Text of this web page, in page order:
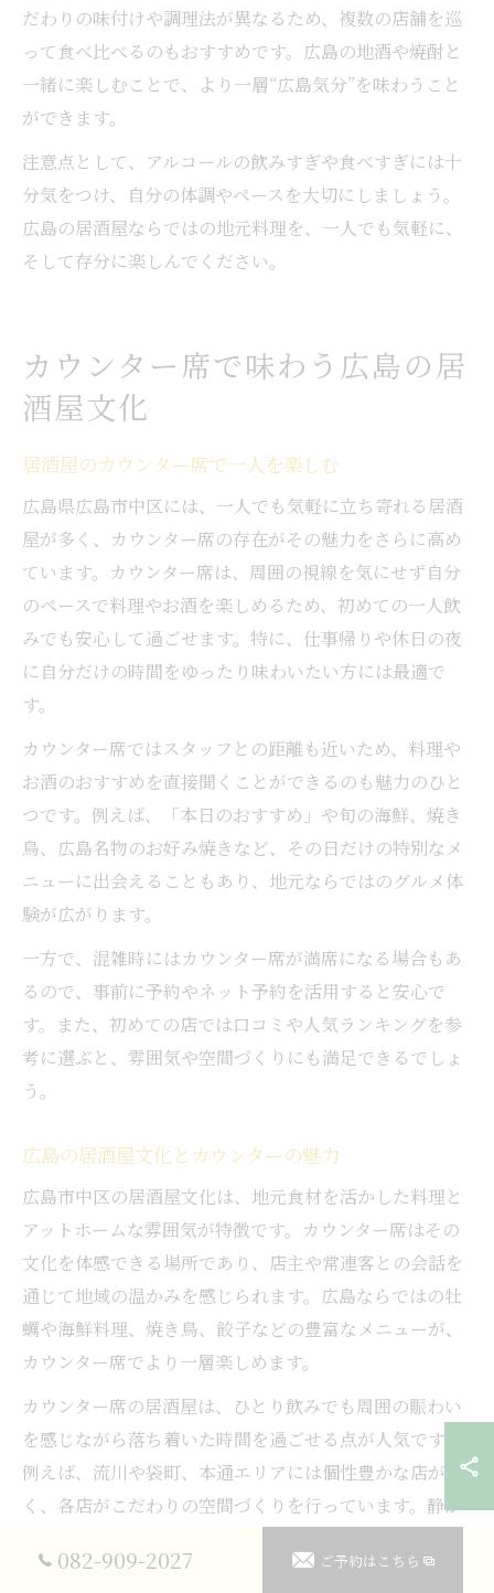
だわりの味付けや調理法が異なるため、複数の店舗を巡
って食べ比べるのもおすすめです。広島の地酒や焼酎と
一緒に楽しむことで、より一層“広島気分”を味わうこと
ができます。
注意点として、アルコールの飲みすぎや食べすぎには十
分気をつけ、自分の体調やペースを大切にしましょう。
広島の居酒屋ならではの地元料理を、一人でも気軽に、
そして存分に楽しんでください。
カウンター席で味わう広島の居
酒屋文化
居酒屋のカウンター席で一人を楽しむ
広島県広島市中区には、一人でも気軽に立ち寄れる居酒
屋が多く、カウンター席の存在がその魅力をさらに高め
ています。カウンター席は、周囲の視線を気にせず自分
のペースで料理やお酒を楽しめるため、初めての一人飲
みでも安心して過ごせます。特に、仕事帰りや休日の夜
に自分だけの時間をゆったり味わいたい方には最適で
す。
カウンター席ではスタッフとの距離も近いため、料理や
お酒のおすすめを直接聞くことができるのも魅力のひと
つです。例えば、「本日のおすすめ」や旬の海鮮、焼き
鳥、広島名物のお好み焼きなど、その日だけの特別なメ
ニューに出会えることもあり、地元ならではのグルメ体
験が広がります。
一方で、混雑時にはカウンター席が満席になる場合もあ
るので、事前に予約やネット予約を活用すると安心で
す。また、初めての店では口コミや人気ランキングを参
考に選ぶと、雰囲気や空間づくりにも満足できるでしょ
う。
広島の居酒屋文化とカウンターの魅力
広島市中区の居酒屋文化は、地元食材を活かした料理と
アットホームな雰囲気が特徴です。カウンター席はその
文化を体感できる場所であり、店主や常連客との会話を
通じて地域の温かみを感じられます。広島ならではの牡
蠣や海鮮料理、焼き鳥、餃子などの豊富なメニューが、
カウンター席でより一層楽しめます。
カウンター席の居酒屋は、ひとり飲みでも周囲の賑わい
を感じながら落ち着いた時間を過ごせる点が人気です。
例えば、流川や袋町、本通エリアには個性豊かな店が多
く、各店がこだわりの空間づくりを行っています。静か
おすすめです。
082-909-2027 ご予約はこちら